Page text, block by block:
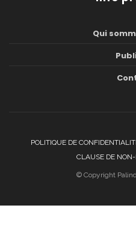
Qui
POLITIQUE DE
CLAUSE DE
© Copyright